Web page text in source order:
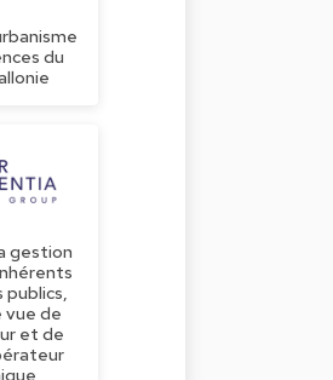
du
gestion
vue de
et de